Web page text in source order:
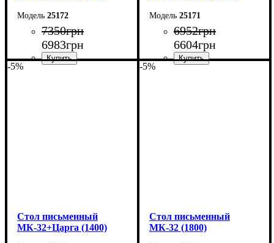
25172
7350грн
6983грн
25171
6952грн
6604грн
-5%
Cтол письменный
МК-32+Царга (1400)
-5%
Cтол письменный
МК-32 (1800)